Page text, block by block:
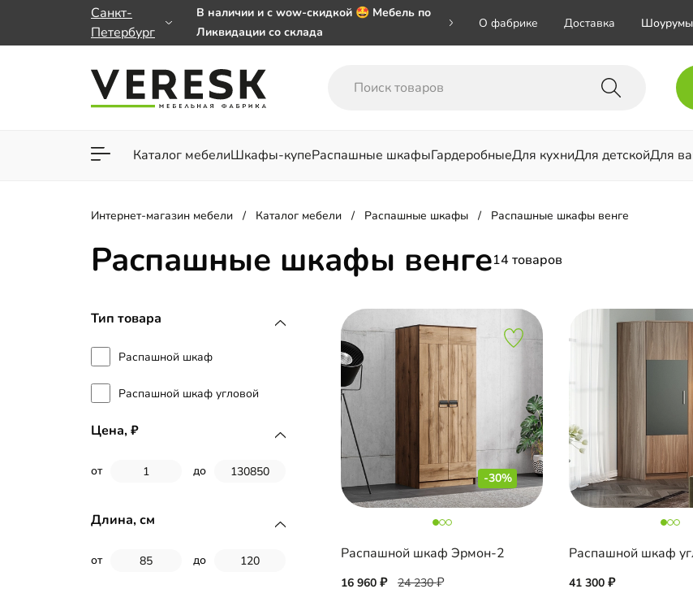
Санкт-
Петербург
В наличии и с wow-скидкой 🤩 Мебель по
Ликвидации со склада
заказе от 50 000 ₽
Важно! Наш Whatsapp переехал на номер
О фабрике Доставка Шоурумы
Каталог мебелиШкафы-купеРаспашные шкафыГардеробныеДля кухниДля детскойДля
Для гостиной Для спальни
Интернет-магазин мебели Каталог мебели Распашные шкафы Распашные шкафы венге
Распашные шкафы венге14 товаров
Тип товара
Распашной шкаф
Распашной шкаф угловой
Цена,
от до
Длина, см
от до
-30%
Распашной шкаф Эрмон-2
16 960 24 230 41 300